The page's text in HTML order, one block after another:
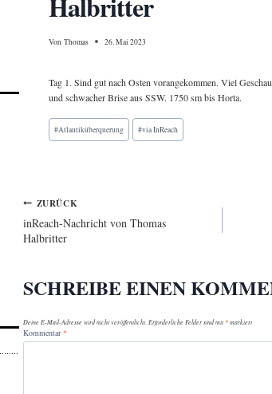
Von Thomas 26. Mai 2023
Tag 1. Sind gut nach Osten vorangekommen. Viel
und schwacher Brise aus SSW. 1750 sm bis Horta.
Schlagworte:
#Atlantiküberquerung #via InReach
Beitragsnavigation
ZURÜCK
inReach-Nachricht von Thomas
Halbritter
SCHREIBE EINEN
Deine E-Mail-Adresse wird nicht veröffentlicht. Erforderliche Felder sind mit *markiert
Kommentar*